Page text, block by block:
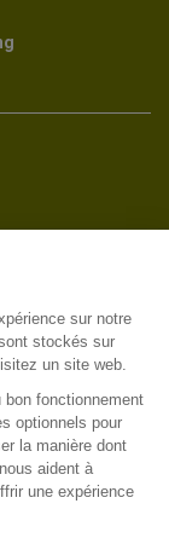
des Parks
Museums, der